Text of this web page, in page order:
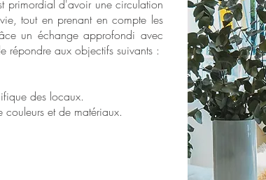
primordial d'avoir une circulation
tout en prenant en compte les
un échange approfondi avec
répondre aux objectifs suivants :
des locaux.
couleurs et de matériaux.